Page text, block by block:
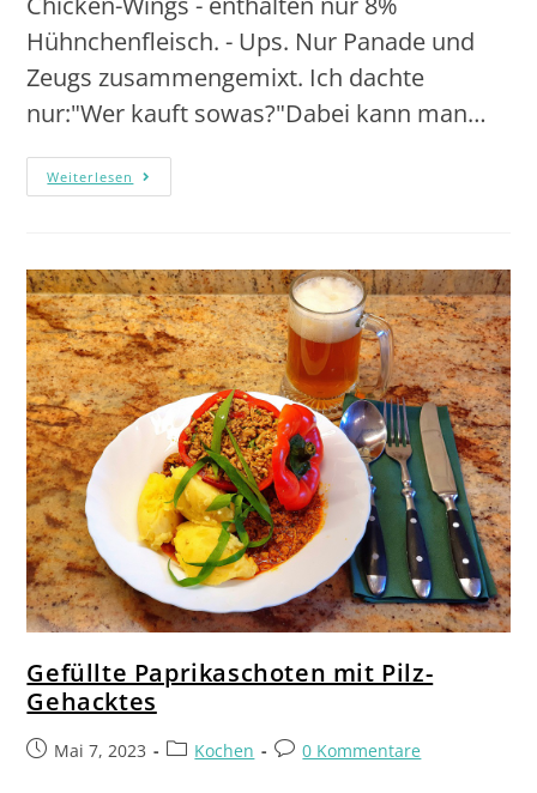
Hühnchenfleisch. - Ups. Nur Panade und
Zeugs zusammengemixt. Ich dachte
nur:"Wer kauft sowas?"Dabei kann man…
Weiterlesen
Gefüllte Paprikaschoten mit Pilz-
Gehacktes
Mai 7, 2023 Kochen 0 Kommentare